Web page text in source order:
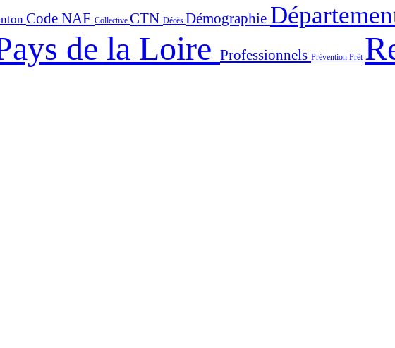
Code NAF Collective CTN Décès Démographie
de la Loire Professionnels Prévention Prêt